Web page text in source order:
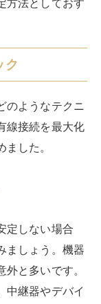
めです。
ケーブルはカ
すめ。数字が
てもあまり効
には、LANケ
り差し込みまし
ハイブリッド